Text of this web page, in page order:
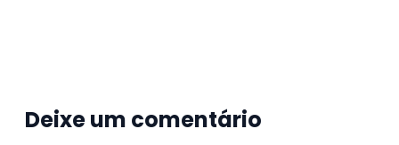
Deixe um comentário